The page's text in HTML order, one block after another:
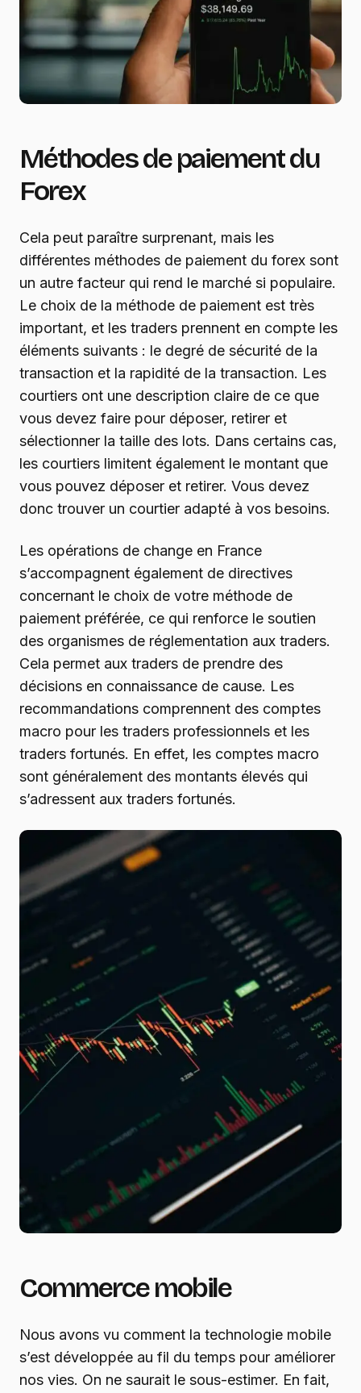
Méthodes de paiement du
Forex
Cela peut paraître surprenant, mais les
différentes méthodes de paiement du forex sont
un autre facteur qui rend le marché si populaire.
Le choix de la méthode de paiement est très
important, et les traders prennent en compte les
éléments suivants : le degré de sécurité de la
transaction et la rapidité de la transaction. Les
courtiers ont une description claire de ce que
vous devez faire pour déposer, retirer et
sélectionner la taille des lots. Dans certains cas,
les courtiers limitent également le montant que
vous pouvez déposer et retirer. Vous devez
donc trouver un courtier adapté à vos besoins.
Les opérations de change en France
s’accompagnent également de directives
concernant le choix de votre méthode de
paiement préférée, ce qui renforce le soutien
des organismes de réglementation aux traders.
Cela permet aux traders de prendre des
décisions en connaissance de cause. Les
recommandations comprennent des comptes
macro pour les traders professionnels et les
traders fortunés. En effet, les comptes macro
sont généralement des montants élevés qui
s’adressent aux traders fortunés.
Commerce mobile
Nous avons vu comment la technologie mobile
s’est développée au fil du temps pour améliorer
nos vies. On ne saurait le sous-estimer. En fait,